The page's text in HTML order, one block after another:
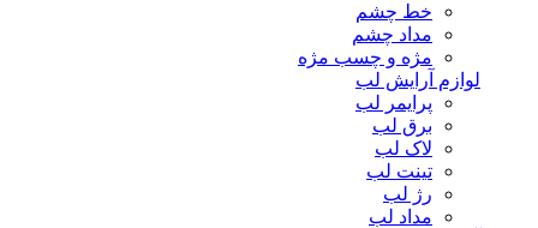
خط چشم
مداد چشم
مژه و چسب مژه
لوازم آرایش لب
پرایمر لب
برق لب
لاک لب
تینت لب
رژ لب
مداد لب